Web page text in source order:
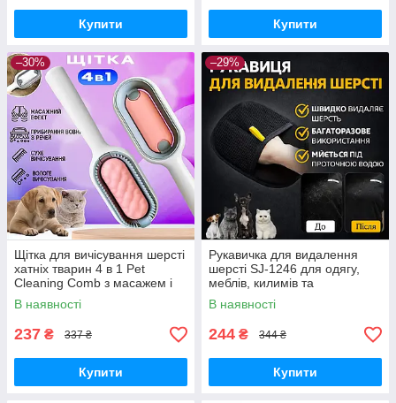
Купити Купити
–30%
Щітка для вичісування шерсті
хатніх тварин 4 в 1 Pet
Cleaning Comb з масажем і
чищенням речей Pink W28
В наявності
237 ₴ 337 ₴
Купити
–29%
Рукавичка для видалення
шерсті SJ-1246 для одягу,
меблів, килимів та
автомобіля
В наявності
244 ₴ 344 ₴
Купити